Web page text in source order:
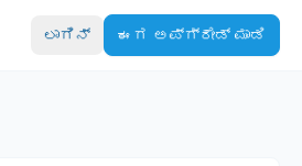
ಲಾಗಿನ್ ಈಗ ಅಪ್‌ಗ್ರೇಡ್ ಮಾಡಿ